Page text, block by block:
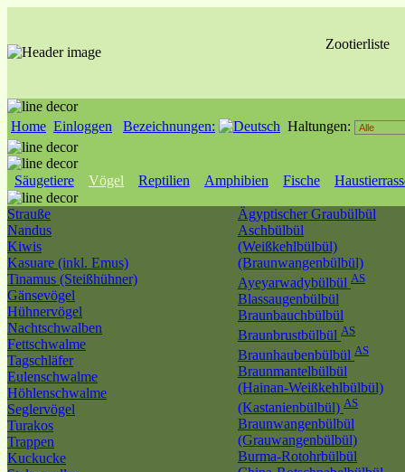
Zootierliste
Home Einloggen Bezeichnungen: Haltungen:
Säugetiere Vögel Reptilien Amphibien Fische
Strauße
Nandus
Kiwis
Kasuare (inkl. Emus)
Tinamus (Steißhühner)
Gänsevögel
Hühnervögel
Nachtschwalben
Fettschwalme
Tagschläfer
Eulenschwalme
Höhlenschwalme
Seglervögel
Turakos
Trappen
Kuckucke
Ägyptischer Graubülbül
Aschbülbül
(Weißkehlbülbül)
(Braunwangenbülbül)
Ayeyarwadybülbül AS
Blassaugenbülbül
Braunbauchbülbül
Braunbrustbülbül AS
Braunhaubenbülbül AS
Braunmantelbülbül
(Hainan-Weißkehlbülbül)
(Kastanienbülbül) AS
Braunwangenbülbül
(Grauwangenbülbül)
Burma-Rotohrbülbül